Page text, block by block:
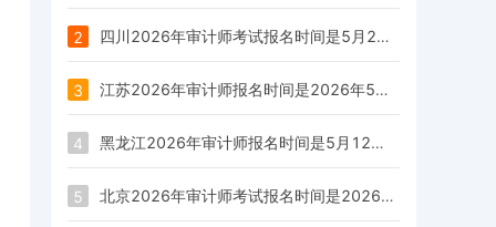
2 四川2026年审计师考试报名时间是5月21日至6月3日
3 江苏2026年审计师报名时间是2026年5月12日9：00—6月3日16：00
4 黑龙江2026年审计师报名时间是5月12日9：00－5月22日16：00
5 北京2026年审计师考试报名时间是2026年5月11日至5月20日